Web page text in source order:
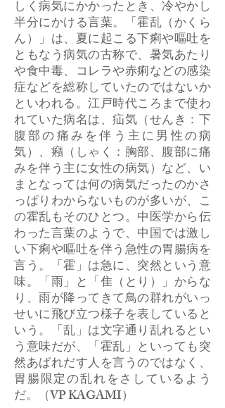
しく病気にかかったとき、冷やかし
半分にかける言葉。「霍乱（かくら
ん）」は、夏に起こる下痢や嘔吐を
ともなう病気の古称で、暑気あたり
や食中毒、コレラや赤痢などの感染
症などを総称していたのではないか
といわれる。江戸時代ころまで使わ
れていた病名は、疝気（せんき：下
腹部の痛みを伴う主に男性の病
気）、癪（しゃく：胸部、腹部に痛
みを伴う主に女性の病気）など、い
まとなっては何の病気だったのかさ
っぱりわからないものが多いが、こ
の霍乱もそのひとつ。中医学から伝
わった言葉のようで、中国では激し
い下痢や嘔吐を伴う急性の胃腸病を
言う。「霍」は急に、突然という意
味。「雨」と「隹（とり）」からな
り、雨が降ってきて鳥の群れがいっ
せいに飛び立つ様子を表していると
いう。「乱」は文字通り乱れるとい
う意味だが、「霍乱」といっても突
然あばれだす人を言うのではなく、
胃腸限定の乱れをさしているよう
だ。（VP KAGAMI）